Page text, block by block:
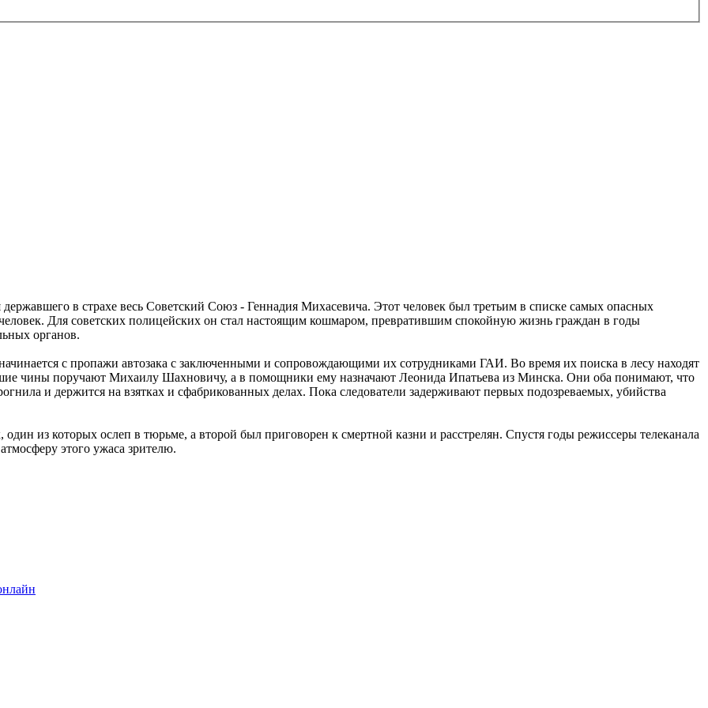
в страхе весь Советский Союз - Геннадия Михасевича. Этот человек был третьим в списке самых опасных
Для советских полицейских он стал настоящим кошмаром, превратившим спокойную жизнь граждан в годы
органов.
с пропажи автозака с заключенными и сопровождающими их сотрудниками ГАИ. Во время их поиска в лесу находят
чины поручают Михаилу Шахновичу, а в помощники ему назначают Леонида Ипатьева из Минска. Они оба понимают, что
и держится на взятках и сфабрикованных делах. Пока следователи задерживают первых подозреваемых, убийства
из которых ослеп в тюрьме, а второй был приговорен к смертной казни и расстрелян. Спустя годы режиссеры телеканала
этого ужаса зрителю.